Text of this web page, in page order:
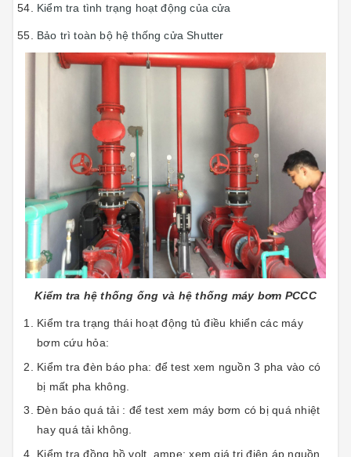
Kiểm tra tình trạng hoạt động của cửa
Bảo trì toàn bộ hệ thống cửa Shutter
Kiểm tra hệ thống ống và hệ thống máy bơm PCCC
Kiểm tra trạng thái hoạt động tủ điều khiển các máy
bơm cứu hỏa:
Kiểm tra đèn báo pha: để test xem nguồn 3 pha vào có
bị mất pha không.
Đèn báo quá tải : để test xem máy bơm có bị quá nhiệt
hay quá tải không.
Kiểm tra đồng hồ volt, ampe: xem giá trị điện áp nguồn